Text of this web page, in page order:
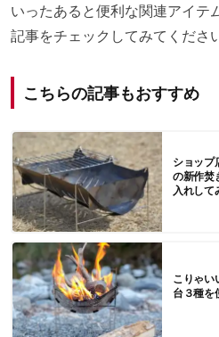
いったあると便利な関連アイテ
記事をチェックしてみてください
こちらの記事もおすすめ
ショップ
の新作焚
入れして
こりゃい
台３種を